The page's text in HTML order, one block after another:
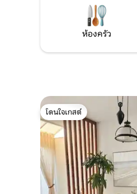
ห้องครัว
โดนใจเกสต์
โดนใจเกสต์